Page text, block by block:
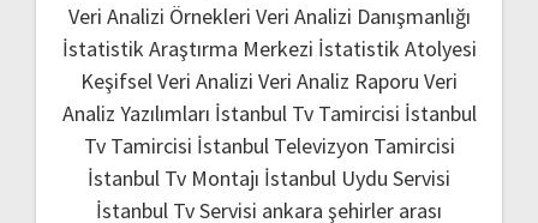
Veri Analizi Örnekleri Veri Analizi Danışmanlığı
İstatistik Araştırma Merkezi İstatistik Atolyesi
Keşifsel Veri Analizi Veri Analiz Raporu Veri
Analiz Yazılımları İstanbul Tv Tamircisi İstanbul
Tv Tamircisi İstanbul Televizyon Tamircisi
İstanbul Tv Montajı İstanbul Uydu Servisi
İstanbul Tv Servisi ankara şehirler arası